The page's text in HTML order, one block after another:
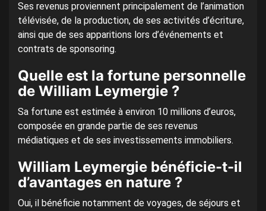
Ses revenus proviennent principalement de l’animation
télévisée, de la production, de ses activités d’écriture,
ainsi que de ses apparitions lors d’événements et
contrats de sponsoring.
Quelle est la fortune personnelle
de William Leymergie ?
Sa fortune est estimée à environ 10 millions d’euros,
composée en grande partie de ses revenus
médiatiques et de ses investissements immobiliers.
William Leymergie bénéficie-t-il
d’avantages en nature ?
Oui, il bénéficie notamment de voyages, de séjours et